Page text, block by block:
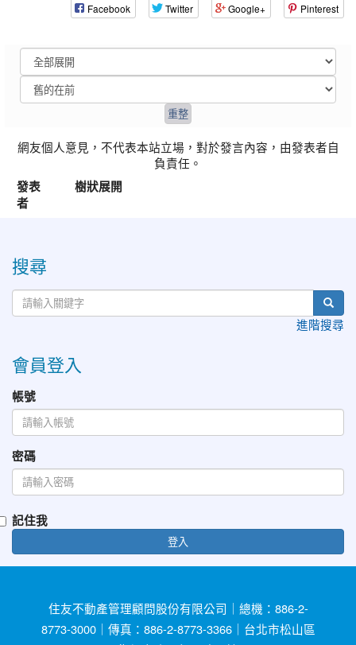
Facebook Twitter Google+ Pinterest
網友個人意見，不代表本站立場，對於發言內容，由發表者自
負責任。
發表
者
樹狀展開
搜尋
進階搜尋
會員登入
帳號
密碼
記住我
登入
住友不動產管理顧問股份有限公司｜總機：886-2-
8773-3000｜傳真：886-2-8773-3366｜台北市松山區